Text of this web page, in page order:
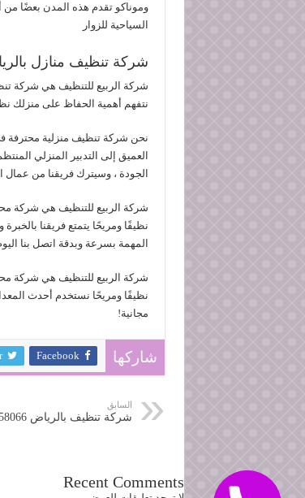
وموناكو تقدم هذه المدن بعضًا من
السياحية للزوار
شركة تنظيف منازل
شركة الربيع للتنظيف هي شركة
نتفهم أهمية الحفاظ على منزلك
نحن شركة تنظيف منزلية محترفة
العميق إلى التدبير المنزلي
الجودة ، وسيترك فريقنا من
شركة الربيع للتنظيف هي شركة
نظيفًا ومريحًا يتمتع فريقنا
المهمة بسرعة وبدقة اتصل بنا
شركة الربيع للتنظيف هي شركة
نظيفًا ومريحًا نستخدم أحدث
مجانية!
شاركها Facebook
السابق
شركة تنظيف بالرياض 0531658066
Recent Comments